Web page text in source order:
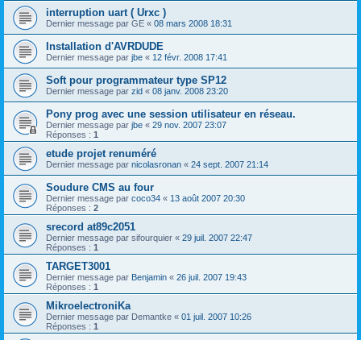
interruption uart ( Urxc )
Dernier message par GE « 08 mars 2008 18:31
Installation d'AVRDUDE
Dernier message par jbe « 12 févr. 2008 17:41
Soft pour programmateur type SP12
Dernier message par zid « 08 janv. 2008 23:20
Pony prog avec une session utilisateur en réseau.
Dernier message par jbe « 29 nov. 2007 23:07
Réponses : 1
etude projet renuméré
Dernier message par nicolasronan « 24 sept. 2007 21:14
Soudure CMS au four
Dernier message par coco34 « 13 août 2007 20:30
Réponses : 2
srecord at89c2051
Dernier message par sifourquier « 29 juil. 2007 22:47
Réponses : 1
TARGET3001
Dernier message par Benjamin « 26 juil. 2007 19:43
Réponses : 1
MikroelectroniKa
Dernier message par Demantke « 01 juil. 2007 10:26
Réponses : 1